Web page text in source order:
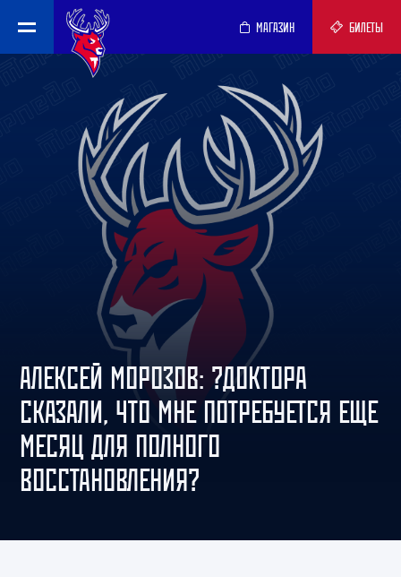
МАГАЗИН БИЛЕТЫ
АЛЕКСЕЙ МОРОЗОВ: ?ДОКТОРА
СКАЗАЛИ, ЧТО МНЕ ПОТРЕБУЕТСЯ ЕЩЕ
МЕСЯЦ ДЛЯ ПОЛНОГО
ВОССТАНОВЛЕНИЯ?